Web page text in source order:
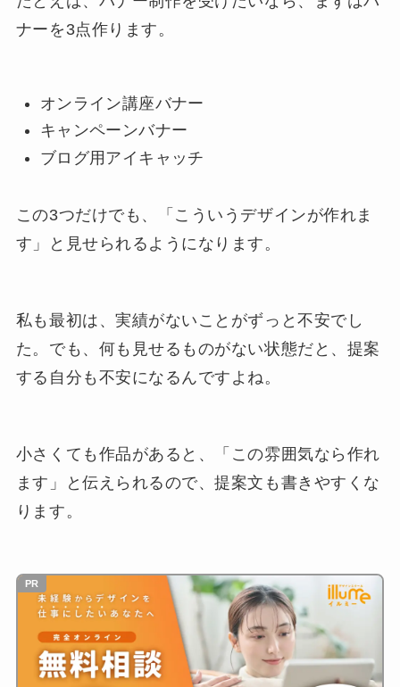
ナーを3点作ります。
オンライン講座バナー
キャンペーンバナー
ブログ用アイキャッチ
この3つだけでも、「こういうデザインが作れま
す」と見せられるようになります。
私も最初は、実績がないことがずっと不安でし
た。でも、何も見せるものがない状態だと、提案
する自分も不安になるんですよね。
小さくても作品があると、「この雰囲気なら作れ
ます」と伝えられるので、提案文も書きやすくな
ります。
PR